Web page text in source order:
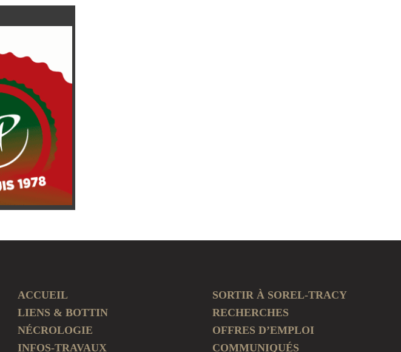
ACCUEIL
LIENS & BOTTIN
NÉCROLOGIE
INFOS-TRAVAUX
SORTIR À SOREL-TRACY
RECHERCHES
OFFRES D’EMPLOI
COMMUNIQUÉS